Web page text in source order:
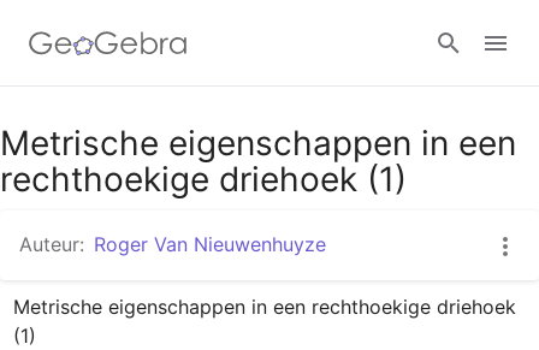
Google Classroom
Aanmelden
Metrische eigenschappen in een
rechthoekige driehoek (1)
Auteur: Roger Van Nieuwenhuyze
Metrische eigenschappen in een rechthoekige driehoek
(1)